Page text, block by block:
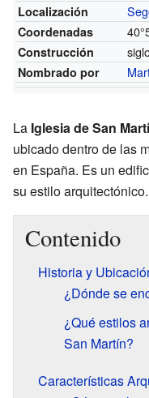
Localización
Coordenadas
Construcción
Nombrado por
La Iglesia de San
ubicado dentro de las
en España. Es un
su estilo arquitectónico.
Contenido
Historia y
¿Dónde se
¿Qué estilos
San Martín?
Características